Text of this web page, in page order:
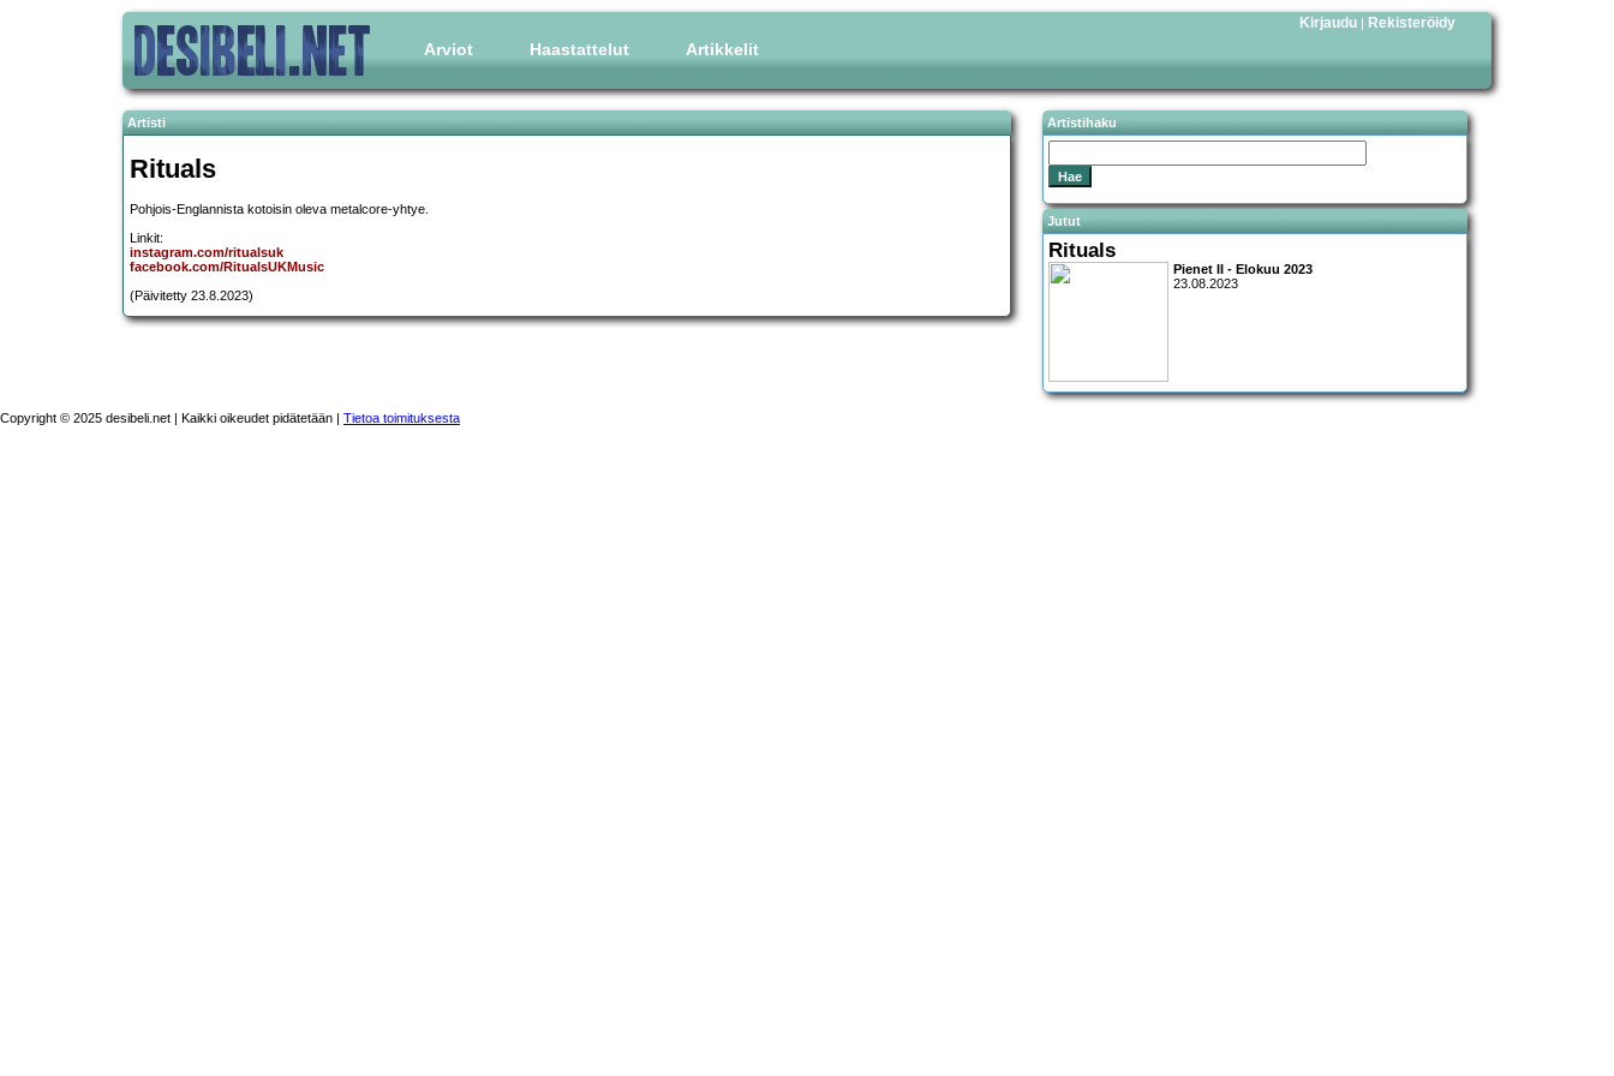
Arviot Haastattelut Artikkelit
Kirjaudu | Rekisteröidy
Artisti
Rituals
Pohjois-Englannista kotoisin oleva metalcore-yhtye.
Linkit:
instagram.com/ritualsuk
facebook.com/RitualsUKMusic
(Päivitetty 23.8.2023)
Artistihaku
Jutut
Rituals
Pienet II - Elokuu 2023
23.08.2023
Copyright © 2025 desibeli.net | Kaikki oikeudet pidätetään | Tietoa toimituksesta